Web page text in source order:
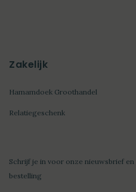
Zakelijk
Hamamdoek Groothandel
Relatiegeschenk
Schrijf je in voor onze nieuwsbrief
bestelling